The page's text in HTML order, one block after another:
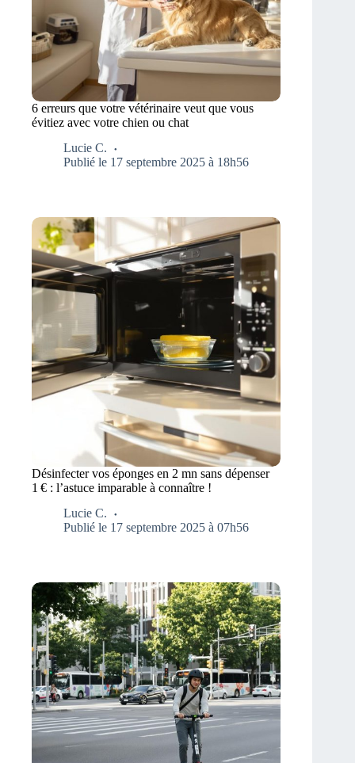
6 erreurs que votre vétérinaire veut que vous
évitiez avec votre chien ou chat
Lucie C.
Publié le 17 septembre 2025 à 18h56
Désinfecter vos éponges en 2 mn sans dépenser
1 € : l’astuce imparable à connaître !
Lucie C.
Publié le 17 septembre 2025 à 07h56